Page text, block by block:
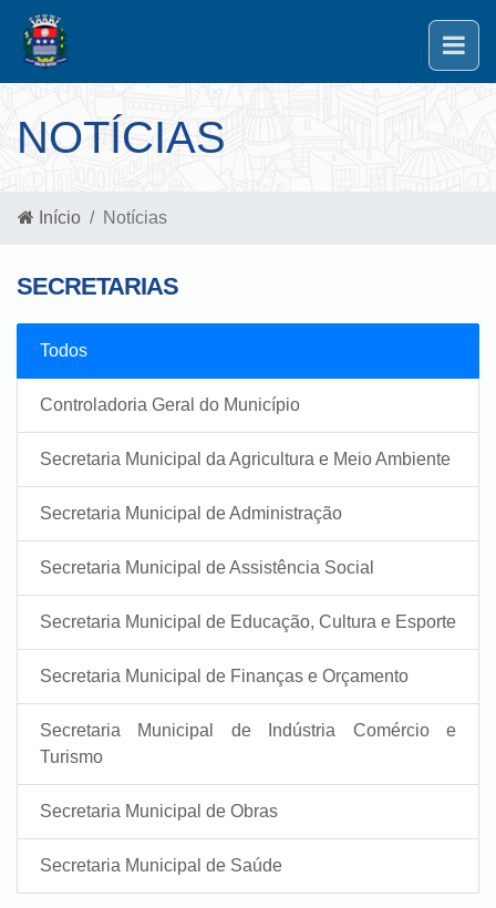
NOTÍCIAS
Início Notícias
SECRETARIAS
Todos
Controladoria Geral do Município
Secretaria Municipal da Agricultura e Meio Ambiente
Secretaria Municipal de Administração
Secretaria Municipal de Assistência Social
Secretaria Municipal de Educação, Cultura e Esporte
Secretaria Municipal de Finanças e Orçamento
Secretaria Municipal de Indústria Comércio e
Turismo
Secretaria Municipal de Obras
Secretaria Municipal de Saúde